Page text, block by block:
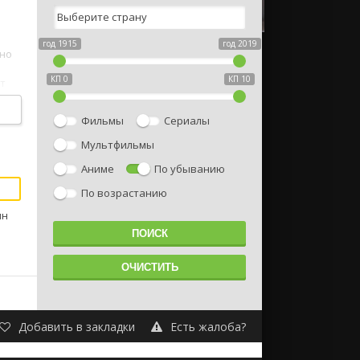
год 1915 год 2019
КП 0 КП 10
Фильмы
Сериалы
Мультфильмы
Аниме
По убыванию
По возрастанию
Добавить в закладки Есть жалоба?